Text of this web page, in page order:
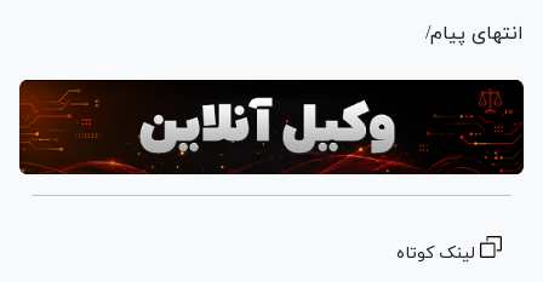
انتهای پیام/
لینک کوتاه